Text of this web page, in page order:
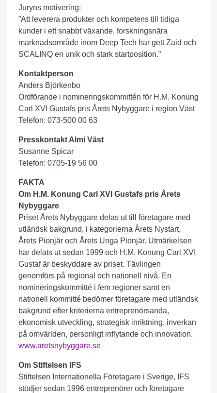
Juryns motivering:
”Att leverera produkter och kompetens till tidiga
kunder i ett snabbt växande, forskningsnära
marknadsområde inom Deep Tech har gett Zaid och
SCALINQ en unik och stark startposition.”
Kontaktperson
Anders Björkenbo
Ordförande i nomineringskommittén för H.M. Konung
Carl XVI Gustafs pris Årets Nybyggare i region Väst
Telefon: 073-500 00 63
Presskontakt Almi Väst
Susanne Spicar
Telefon: 0705-19 56 00
FAKTA
Om H.M. Konung Carl XVI Gustafs pris Årets
Nybyggare
Priset Årets Nybyggare delas ut till företagare med
utländsk bakgrund, i kategorierna Årets Nystart,
Årets Pionjär och Årets Unga Pionjär. Utmärkelsen
har delats ut sedan 1999 och H.M. Konung Carl XVI
Gustaf är beskyddare av priset. Tävlingen
genomförs på regional och nationell nivå. En
nomineringskommitté i fem regioner samt en
nationell kommitté bedömer företagare med utländsk
bakgrund efter kriterierna entreprenörsanda,
ekonomisk utveckling, strategisk inriktning, inverkan
på omvärlden, personligt inflytande och innovation.
www.aretsnybyggare.se
Om Stiftelsen IFS
Stiftelsen Internationella Företagare i Sverige, IFS
stödjer sedan 1996 entreprenörer och företagare